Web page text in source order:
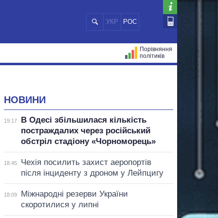
УКР РОС
Порівняння
політиків
НОВИНИ
19:17
В Одесі збільшилася кількість
постраждалих через російський
обстріл стадіону «Чорноморець»
18:45
Чехія посилить захист аеропортів
після інциденту з дроном у Лейпцигу
18:09
Міжнародні резерви України
скоротилися у липні